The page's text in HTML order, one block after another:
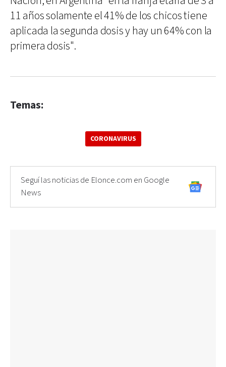
11 años solamente el 41% de los chicos tiene
aplicada la segunda dosis y hay un 64% con la
primera dosis".
Temas:
CORONAVIRUS
Seguí las noticias de Elonce.com en Google
News